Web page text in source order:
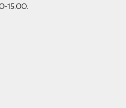
15.00.